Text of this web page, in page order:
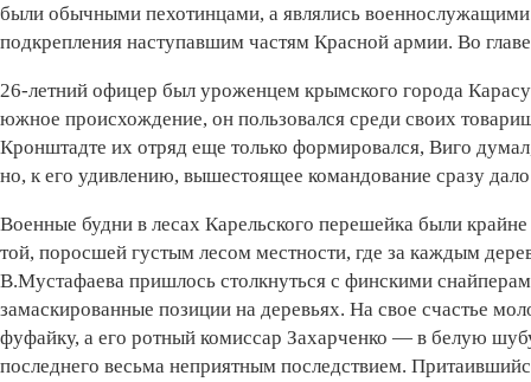
были обычными пехотинцами, а являлись военнослужащими
подкрепления наступавшим частям Красной армии. Во
26-летний офицер был уроженцем крымского города
южное происхождение, он пользовался среди своих
Кронштадте их отряд еще только формировался, Виго
но, к его удивлению, вышестоящее командование сразу
Военные будни в лесах Карельского перешейка были
той, поросшей густым лесом местности, где за каждым
В.Мустафаева пришлось столкнуться с финскими
замаскированные позиции на деревьях. На свое счастье
фуфайку, а его ротный комиссар Захарченко — в белую
последнего весьма неприятным последствием.